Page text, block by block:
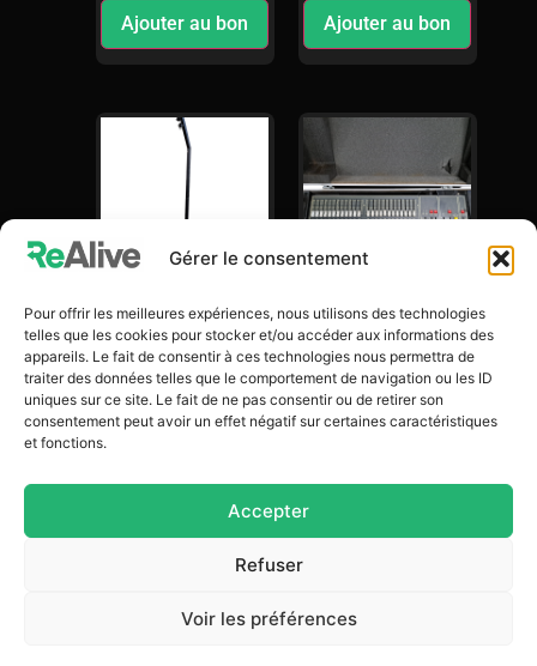
Gérer le consentement
Pour offrir les meilleures expériences, nous utilisons des technologies
telles que les cookies pour stocker et/ou accéder aux informations des
appareils. Le fait de consentir à ces technologies nous permettra de
traiter des données telles que le comportement de navigation ou les ID
uniques sur ce site. Le fait de ne pas consentir ou de retirer son
consentement peut avoir un effet négatif sur certaines caractéristiques
et fonctions.
Accepter
Refuser
Voir les préférences
Ajouter au bon Ajouter au bon
Mat Inleed
350,00€
En stock
Ajouter au bon
Console
Lumière Bolero
24
50,00€